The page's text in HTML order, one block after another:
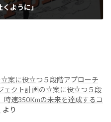
くように」
案に役立つ５段階アプローチ
クト計画の立案に役立つ５段
速350Kmの未来を達成するコ
より